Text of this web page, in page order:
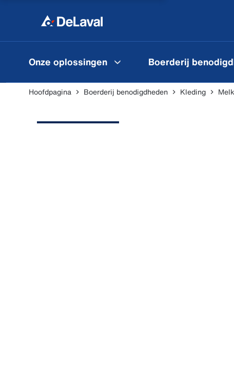
Onze oplossingen Boerderij
Hoofdpagina Boerderij benodigdheden Kleding